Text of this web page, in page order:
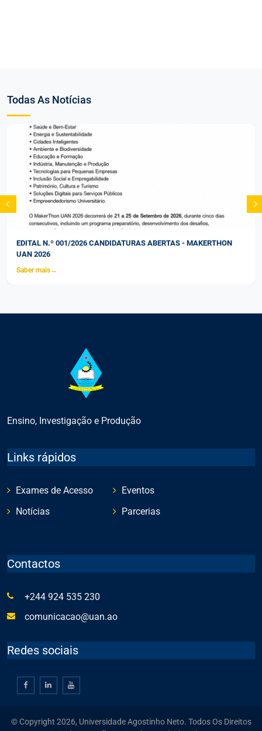
Todas As Notícias
EDITAL N.º 001/2026 CANDIDATURAS ABERTAS - MAKERTHON
UAN 2026
Saber mais→
Ensino, Investigação e Produção
Links rápidos
Exames de Acesso
Notícias
Eventos
Parcerias
Contactos
+244 924 535 230
comunicacao@uan.ao
Redes sociais
© Copyright 2026, Universidade Agostinho Neto. Todos Os Direitos